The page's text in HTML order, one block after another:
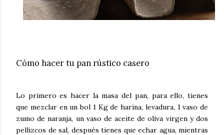
Cómo hacer tu pan rústico casero
Lo primero es hacer la masa del pan, para ello, tienes
que mezclar en un bol 1 Kg de harina, levadura, 1 vaso de
zumo de naranja, un vaso de aceite de oliva virgen y dos
pellizcos de sal, después tienes que echar agua, mientras